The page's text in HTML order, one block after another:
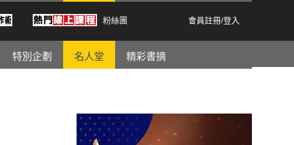
粉絲團 會員註冊/登入
特別企劃 名人堂 精彩書摘